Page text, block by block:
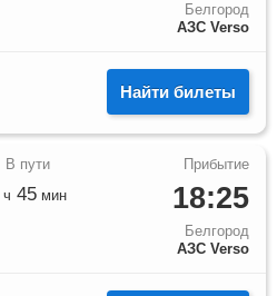
Белгород
АЗС Verso
Найти билеты
18:25
Белгород
АЗС Verso
ч 45 мин